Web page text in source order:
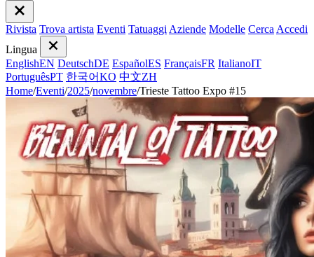
Rivista Trova artista Eventi Tatuaggi Aziende Modelle Cerca Accedi
Lingua
EnglishEN DeutschDE EspañolES FrançaisFR ItalianoIT
PortuguêsPT 한국어KO 中文ZH
Home/Eventi/2025/novembre/Trieste Tattoo Expo #15